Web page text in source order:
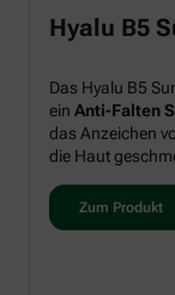
Hyalu B5
Das Hyalu B5
ein Anti-Falten
das Anzeichen
die Haut
Zum Produkt